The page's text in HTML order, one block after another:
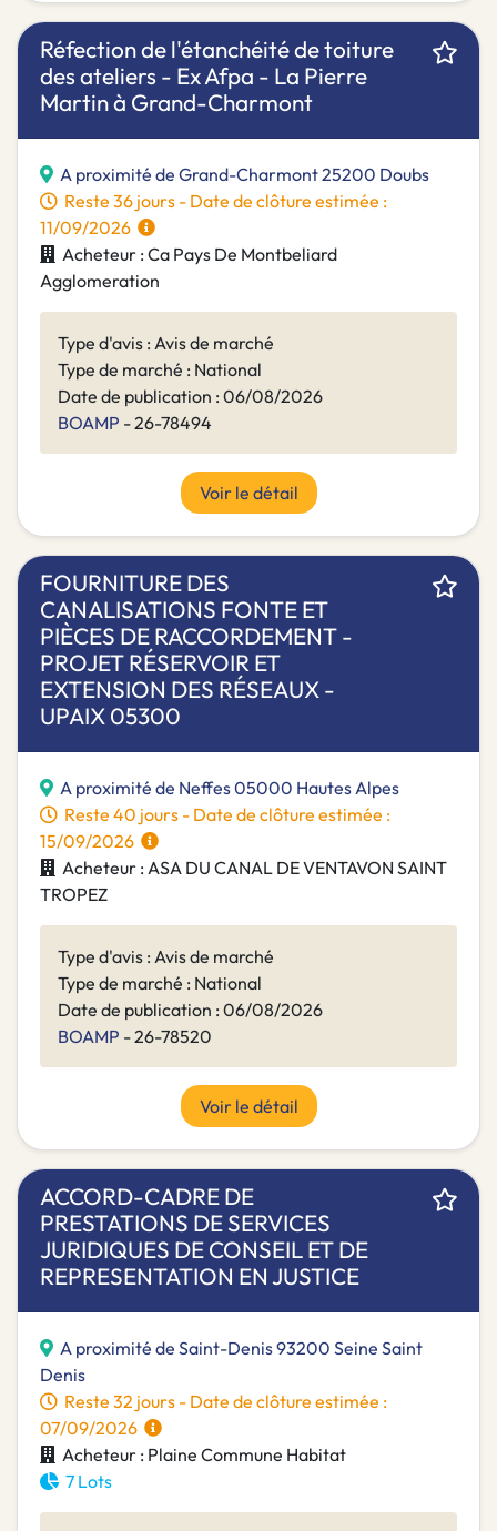
Réfection de l'étanchéité de toiture
des ateliers - Ex Afpa - La Pierre
Martin à Grand-Charmont
A proximité de Grand-Charmont 25200 Doubs
Reste 36 jours - Date de clôture estimée :
11/09/2026
Acheteur : Ca Pays De Montbeliard
Agglomeration
Type d'avis : Avis de marché
Type de marché : National
Date de publication : 06/08/2026
BOAMP - 26-78494
Voir le détail
FOURNITURE DES
CANALISATIONS FONTE ET
PIÈCES DE RACCORDEMENT -
PROJET RÉSERVOIR ET
EXTENSION DES RÉSEAUX -
UPAIX 05300
A proximité de Neffes 05000 Hautes Alpes
Reste 40 jours - Date de clôture estimée :
15/09/2026
Acheteur : ASA DU CANAL DE VENTAVON SAINT
TROPEZ
Type d'avis : Avis de marché
Type de marché : National
Date de publication : 06/08/2026
BOAMP - 26-78520
Voir le détail
ACCORD-CADRE DE
PRESTATIONS DE SERVICES
JURIDIQUES DE CONSEIL ET DE
REPRESENTATION EN JUSTICE
A proximité de Saint-Denis 93200 Seine Saint
Denis
Reste 32 jours - Date de clôture estimée :
07/09/2026
Acheteur : Plaine Commune Habitat
7 Lots